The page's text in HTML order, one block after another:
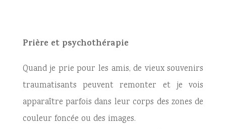
Prière et psychothérapie
Quand je prie pour les amis, de vieux souvenirs
traumatisants peuvent remonter et je vois
apparaître parfois dans leur corps des zones de
couleur foncée ou des images.